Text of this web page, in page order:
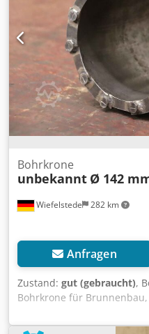
Wiefelstede 282 km
Bohrkrone
unbekannt Ø 142
Anfragen
Zustand: gut (gebraucht),
Bohrkrone für
Diamantbohrkrone,
Cedpsxd Sd Hofx Agloha -